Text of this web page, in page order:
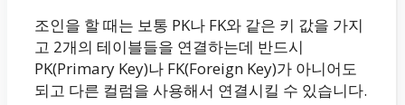
조인을 할 때는 보통 PK나 FK와 같은 키 값을 가지
고 2개의 테이블들을 연결하는데 반드시
PK(Primary Key)나 FK(Foreign Key)가 아니어도
되고 다른 컬럼을 사용해서 연결시킬 수 있습니다.